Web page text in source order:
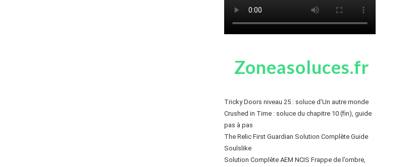
Zoneasoluces.fr
Tricky Doors niveau 25 : soluce d’Un autre monde
Crushed in Time : soluce du chapitre 10 (fin), guide
pas à pas
The Relic First Guardian Solution Complète Guide
Soulslike
Solution Complète AEM NCIS Frappe de l’ombre,